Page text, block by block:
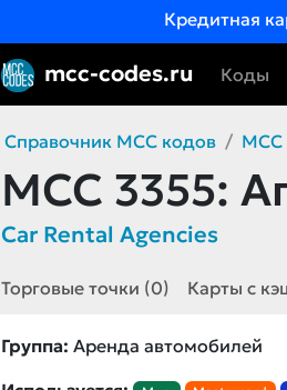
Кредитная
mcc-codes.ru Коды
Справочник MCC кодов
MCC 3355:
Car Rental Agencies
Торговые точки (0) Карты с
Группа: Аренда автомобилей